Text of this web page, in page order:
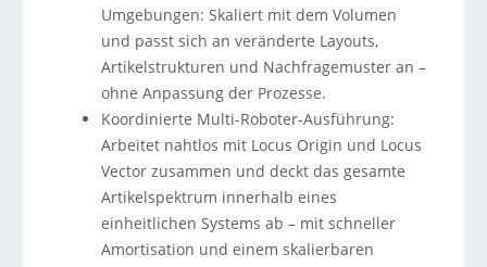
Umgebungen: Skaliert mit dem Volumen
und passt sich an veränderte Layouts,
Artikelstrukturen und Nachfragemuster an –
ohne Anpassung der Prozesse.
Koordinierte Multi-Roboter-Ausführung:
Arbeitet nahtlos mit Locus Origin und Locus
Vector zusammen und deckt das gesamte
Artikelspektrum innerhalb eines
einheitlichen Systems ab – mit schneller
Amortisation und einem skalierbaren